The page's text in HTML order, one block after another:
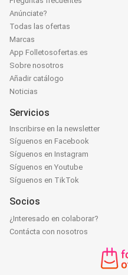
Anúnciate?
Todas las ofertas
Marcas
App Folletosofertas.es
Sobre nosotros
Añadir catálogo
Noticias
Servicios
Inscribirse en la newsletter
Síguenos en Facebook
Síguenos en Instagram
Síguenos en Youtube
Síguenos en TikTok
Socios
¿Interesado en colaborar?
Contácta con nosotros